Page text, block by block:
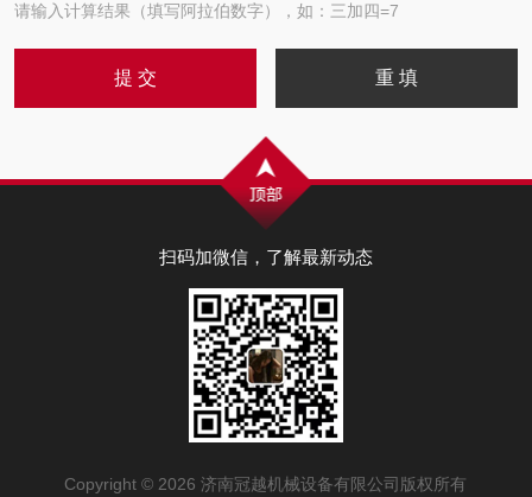
请输入计算结果（填写阿拉伯数字），如：三加四=7
扫码加微信，了解最新动态
Copyright © 2026 济南冠越机械设备有限公司版权所有